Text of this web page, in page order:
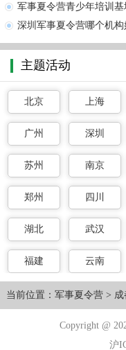
军事夏令营青少年培训基
深圳军事夏令营哪个机构
主题活动
北京 上海
广州 深圳
苏州 南京
郑州 四川
湖北 武汉
福建 云南
当前位置： 军事夏令营>
Copyright @
沪